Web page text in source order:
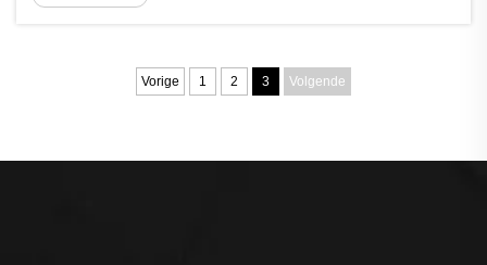
bandekop na die grond wys. Dit laat die kop toe om
Vorige 1 2 3 Volgende